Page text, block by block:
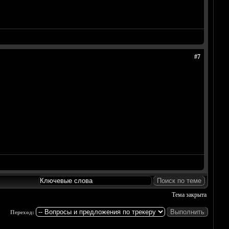
#7
Тема закрыта
Переход: